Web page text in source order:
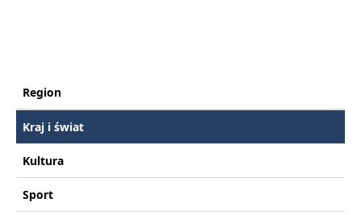
Region
Kraj i świat
Kultura
Sport